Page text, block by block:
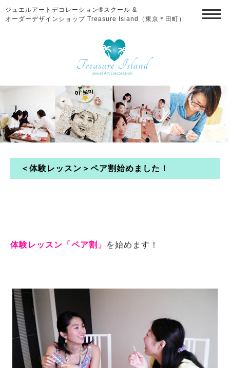
ジュエルアートデコレーション®スクール &
オーダーデザインショップ Treasure Island（東京＊田町）
＜体験レッスン＞ペア割始めました！
体験レッスン「ペア割」 を始めます！